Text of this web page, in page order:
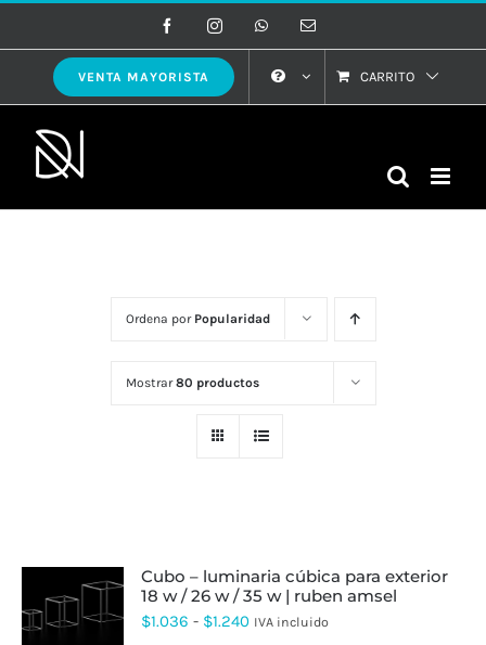
al
contenido
FacebookInstagramWhatsAppCorreo
VENTA MAYORISTA CARRITO
Ordena por Popularidad
Mostrar80 productos
ESTE
cubo – luminaria cúbica para exterior
18 w / 26 w / 35 w | ruben amsel
$1.036 - $1.240Rango
IVA incluido